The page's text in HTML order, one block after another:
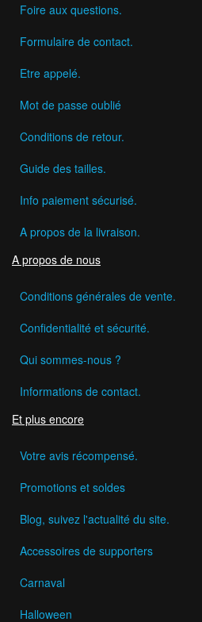
Foire aux questions.
Formulaire de contact.
Etre appelé.
Mot de passe oublié
Conditions de retour.
Guide des tailles.
Info paiement sécurisé.
A propos de la livraison.
A propos de nous
Conditions générales de vente.
Confidentialité et sécurité.
Qui sommes-nous ?
Informations de contact.
Et plus encore
Votre avis récompensé.
Promotions et soldes
Blog, suivez l'actualité du site.
Accessoires de supporters
Carnaval
Halloween